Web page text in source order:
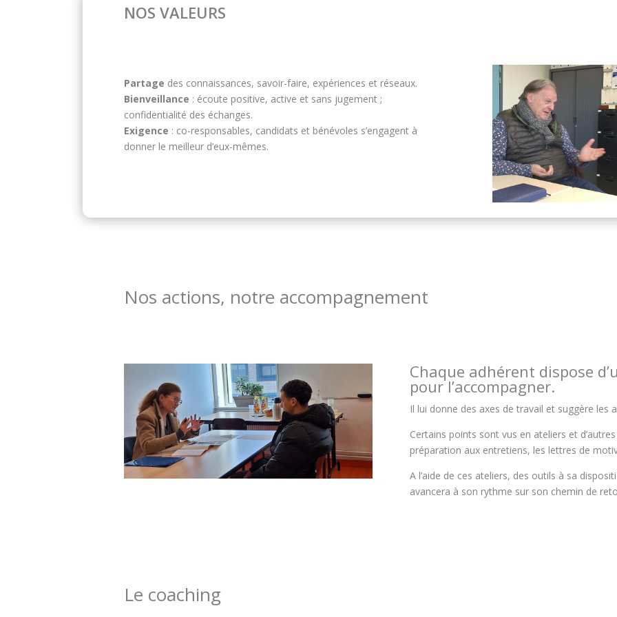
NOS VALEURS
Partage des connaissances, savoir-faire, expériences et réseaux.
Bienveillance : écoute positive, active et sans jugement ;
confidentialité des échanges.
Exigence : co-responsables, candidats et bénévoles s’engagent à
donner le meilleur d’eux-mêmes.
Nos actions, notre accompagnement
Chaque adhérent dispose
pour l’accompagner.
Il lui donne des axes de travail et suggère les
Certains points sont vus en ateliers et
préparation aux entretiens, les lettres de
A l’aide de ces ateliers, des outils à sa
avancera à son rythme sur son chemin de
Le coaching